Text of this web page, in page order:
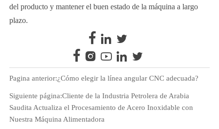
del producto y mantener el buen estado de la máquina a largo
plazo.
  
    
Pagina anterior:¿Cómo elegir la línea angular CNC adecuada?
Siguiente página:Cliente de la Industria Petrolera de Arabia
Saudita Actualiza el Procesamiento de Acero Inoxidable con
Nuestra Máquina Alimentadora